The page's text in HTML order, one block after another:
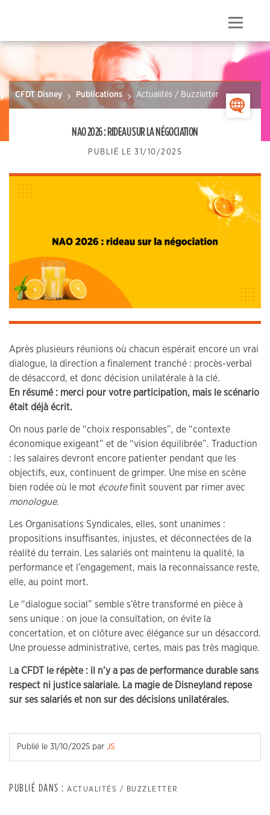
Menu
CFDT Disney Publications Actualités / Buzzletter
NAO 2026 : RIDEAU SUR LA NÉGOCIATION
PUBLIÉ LE 31/10/2025
Après plusieurs réunions où chacun espérait encore un vrai
dialogue, la direction a finalement tranché : procès-verbal
de désaccord, et donc décision unilatérale à la clé.
En résumé : merci pour votre participation, mais le scénario
était déjà écrit.
On nous parle de “choix responsables”, de “contexte
économique exigeant” et de “vision équilibrée”. Traduction
: les salaires devront encore patienter pendant que les
objectifs, eux, continuent de grimper. Une mise en scène
bien rodée où le mot écoutefinit souvent par rimer avec
monologue.
Les Organisations Syndicales, elles, sont unanimes :
propositions insuffisantes, injustes, et déconnectées de la
réalité du terrain. Les salariés ont maintenu la qualité, la
performance et l’engagement, mais la reconnaissance reste,
elle, au point mort.
Le “dialogue social” semble s’être transformé en pièce à
sens unique : on joue la consultation, on évite la
concertation, et on clôture avec élégance sur un désaccord.
Une prouesse administrative, certes, mais pas très magique.
a CFDT le répète : il n’y a pas de performance durable sans
respect ni justice salariale. La magie de Disneyland repose
sur ses salariés et non sur des décisions unilatérales.
Publié le 31/10/2025 par JS
PUBLIÉ DANS : ACTUALITÉS / BUZZLETTER